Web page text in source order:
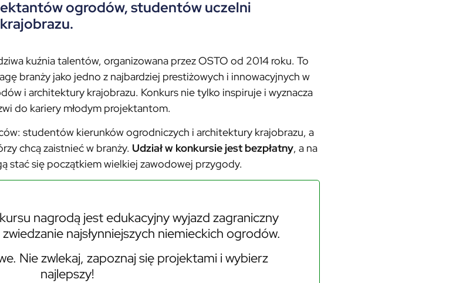
ogrodów, studentów uczelni
kuźnia talentów, organizowana przez OSTO od 2014 roku. To
branży jako jedno z najbardziej prestiżowych i innowacyjnych w
i architektury krajobrazu. Konkurs nie tylko inspiruje i wyznacza
do kariery młodym projektantom.
studentów kierunków ogrodniczych i architektury krajobrazu, a
chcą zaistnieć w branży. Udział w konkursie jest bezpłatny, a na
stać się początkiem wielkiej zawodowej przygody.
nagrodą jest edukacyjny wyjazd zagraniczny
najsłynniejszych niemieckich ogrodów.
Nie zwlekaj, zapoznaj się projektami i wybierz
najlepszy!